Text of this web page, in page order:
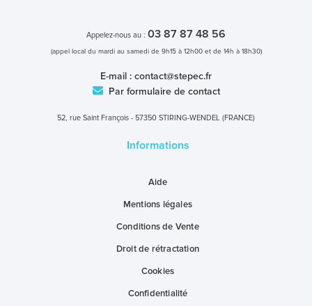
Appelez-nous au : 03 87 87 48 56
(appel local du mardi au samedi de 9h15 à 12h00 et de 14h à 18h30)
E-mail : contact@stepec.fr
Par formulaire de contact
52, rue Saint François - 57350 STIRING-WENDEL (FRANCE)
Informations
Aide
Mentions légales
Conditions de Vente
Droit de rétractation
Cookies
Confidentialité